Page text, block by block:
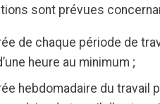
sont prévues
de chaque période de
heure au minimum ;
hebdomadaire du travail